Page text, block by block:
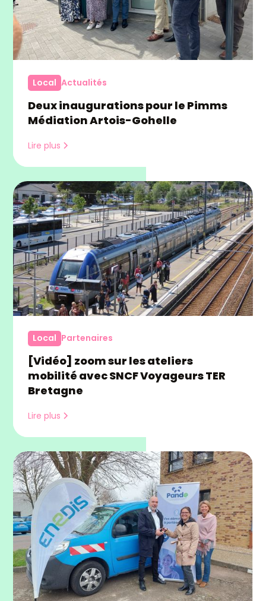
Local Actualités
Deux inaugurations pour le Pimms
Médiation Artois-Gohelle
Lire plus
Local Partenaires
[Vidéo] zoom sur les ateliers
mobilité avec SNCF Voyageurs TER
Bretagne
Lire plus